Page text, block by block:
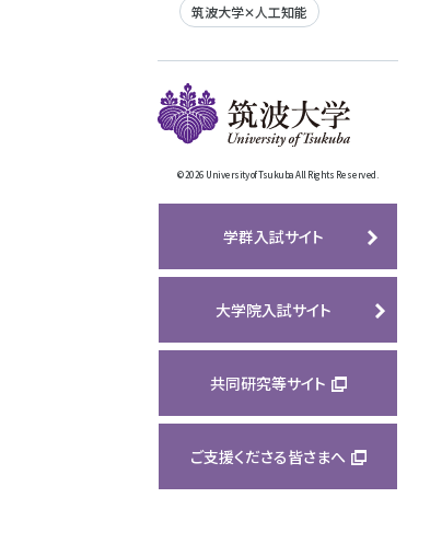
筑波大学✕人工知能
©2026 University of Tsukuba All Rights Reserved.
学群入試サイト
大学院入試サイト
共同研究等サイト
ご支援くださる皆さまへ